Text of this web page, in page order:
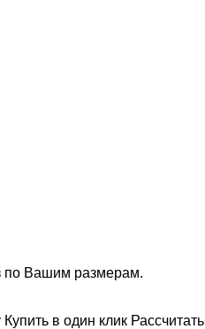
по Вашим размерам.
Купить в один клик Рассчитать